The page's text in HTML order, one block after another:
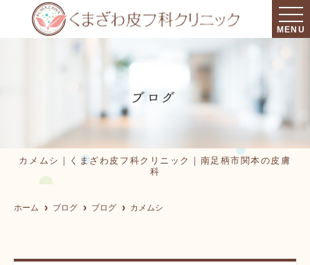
MENU
ブログ
カメムシ｜くまざわ皮フ科クリニック｜南足柄市関本の皮膚
科
ホーム ブログ ブログ カメムシ